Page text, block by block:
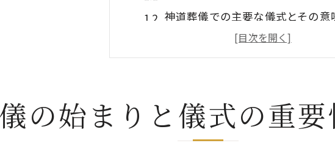
神道葬儀での主要な儀式とその意
故人の旅立ちを象徴する神道の儀式
神道葬儀における祈祷と祝詞の役
葬儀を通じた神道の教えとその影
神道葬儀における参加者のマナーと
の始まりと儀式の重